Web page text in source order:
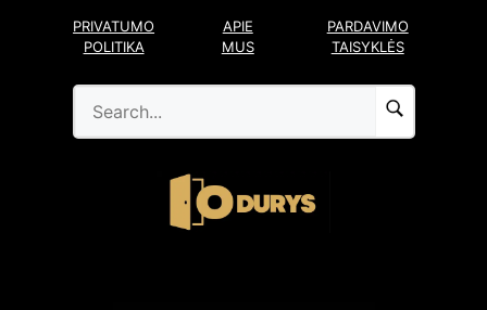
PRIVATUMO
POLITIKA
APIE
MUS
PARDAVIMO
TAISYKLĖS